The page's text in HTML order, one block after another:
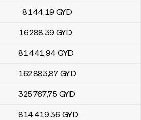
8 144,19 GYD
16 288,39 GYD
81 441,94 GYD
162 883,87 GYD
325 767,75 GYD
814 419,36 GYD